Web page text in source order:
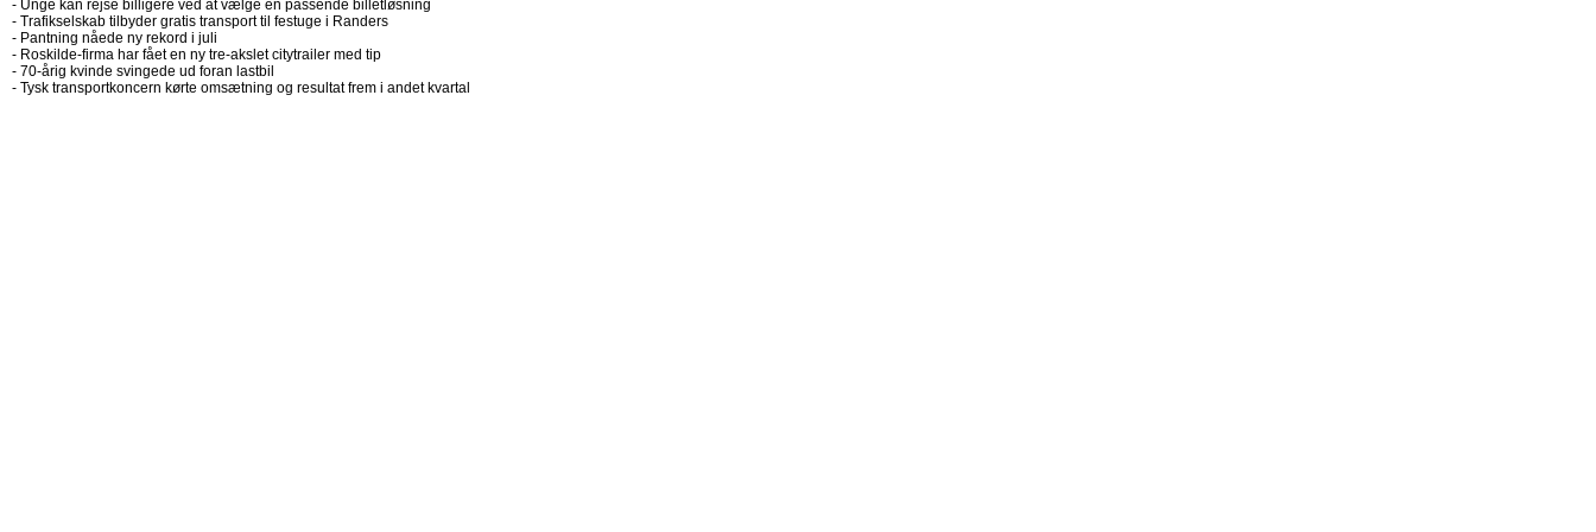
- Unge kan rejse billigere ved at vælge en passende billetløsning
- Trafikselskab tilbyder gratis transport til festuge i Randers
- Pantning nåede ny rekord i juli
- Roskilde-firma har fået en ny tre-akslet citytrailer med tip
- 70-årig kvinde svingede ud foran lastbil
- Tysk transportkoncern kørte omsætning og resultat frem i andet kvartal